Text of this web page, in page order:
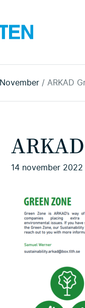
November ARKAD
14 november 2022